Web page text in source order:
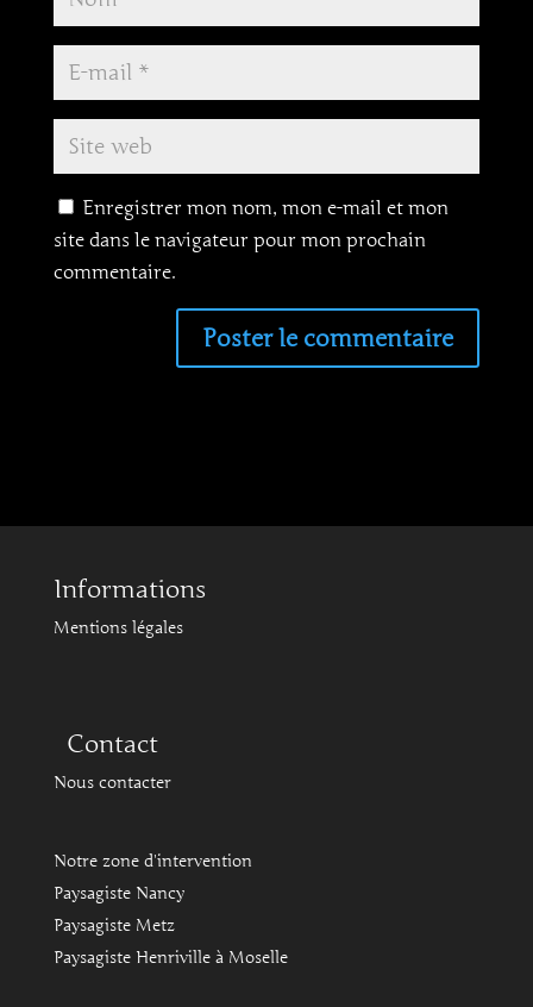
Enregistrer mon nom, mon e-mail et mon
site dans le navigateur pour mon prochain
commentaire.
Informations
Mentions légales
Contact
Nous contacter
Notre zone d'intervention
Paysagiste Nancy
Paysagiste Metz
Paysagiste Henriville à Moselle